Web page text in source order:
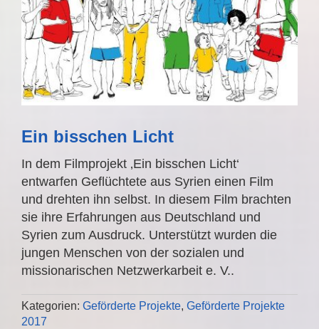
Ein bisschen Licht
In dem Filmprojekt ‚Ein bisschen Licht‘
entwarfen Geflüchtete aus Syrien einen Film
und drehten ihn selbst. In diesem Film brachten
sie ihre Erfahrungen aus Deutschland und
Syrien zum Ausdruck. Unterstützt wurden die
jungen Menschen von der sozialen und
missionarischen Netzwerkarbeit e. V..
Kategorien: Geförderte Projekte, Geförderte Projekte
2017